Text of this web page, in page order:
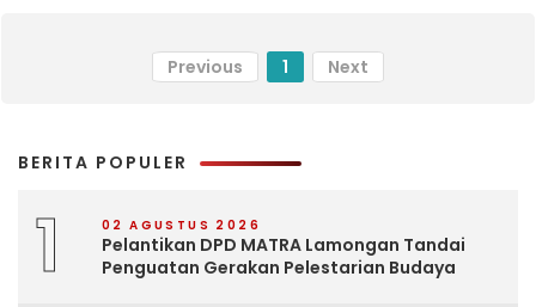
Previous 1 Next
BERITA POPULER
1 02 AGUSTUS 2026
Pelantikan DPD MATRA Lamongan Tandai
Penguatan Gerakan Pelestarian Budaya